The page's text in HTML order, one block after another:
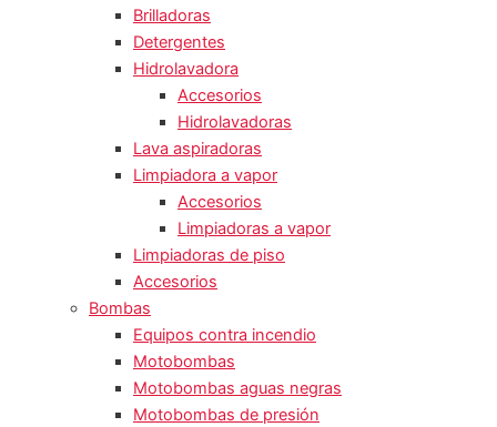
Brilladoras
Detergentes
Hidrolavadora
Accesorios
Hidrolavadoras
Lava aspiradoras
Limpiadora a vapor
Accesorios
Limpiadoras a vapor
Limpiadoras de piso
Accesorios
Bombas
Equipos contra incendio
Motobombas
Motobombas aguas negras
Motobombas de presión